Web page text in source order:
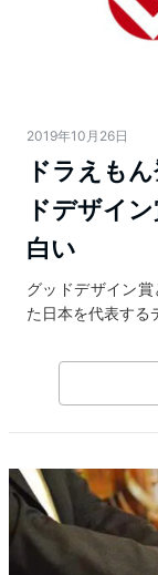
2019年10月26日
ドラえも
ドデザイ
白い
グッドデザイン
た日本を代表する